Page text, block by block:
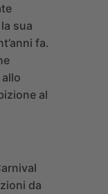
sua
fa.
al
da